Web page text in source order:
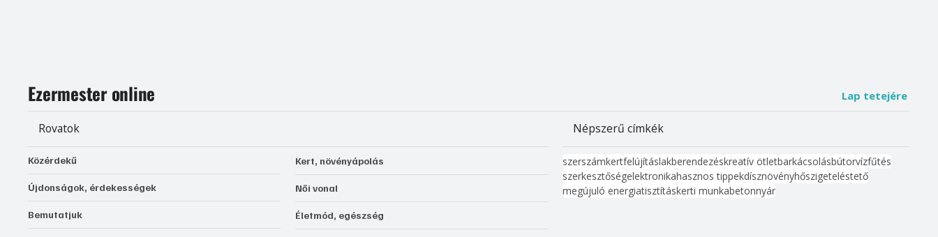
Ezermester online Lap tetejére
Rovatok
Közérdekű
Újdonságok, érdekességek
Bemutatjuk
Kert, növényápolás
Női vonal
Életmód, egészség
Népszerű címkék
szerszámkertfelújításlakberendezéskreatív ötletbarkácsolásbútorvízfűtés
szerkesztőségelektronikahasznos tippekdísznövényhőszigeteléstető
megújuló energiatisztításkerti munkabetonnyár